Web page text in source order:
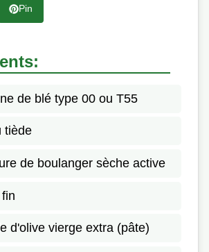
Pin
de blé type 00 ou T55
tiède
de boulanger sèche active
d'olive vierge extra (pâte)